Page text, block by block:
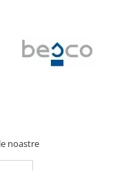
LED cu butoane
noastre